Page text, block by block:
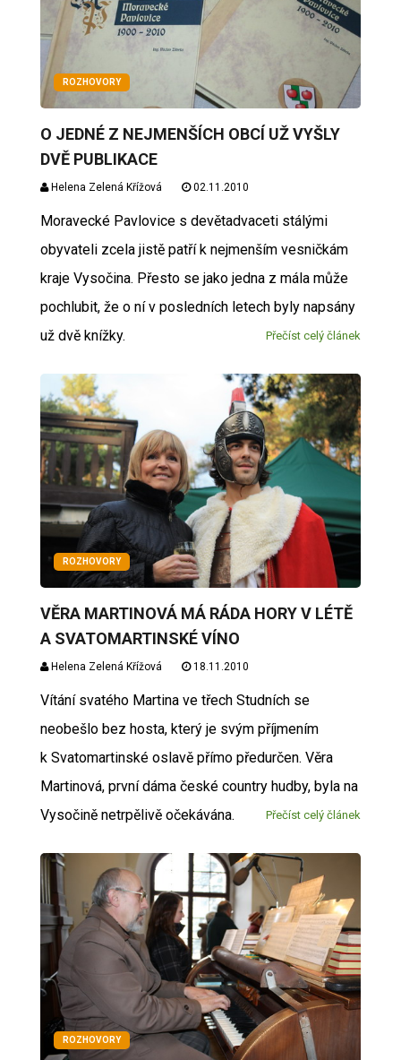
ROZHOVORY
O JEDNÉ Z NEJMENŠÍCH OBCÍ UŽ VYŠLY
DVĚ PUBLIKACE
Helena Zelená Křížová 02.11.2010
Moravecké Pavlovice s devětadvaceti stálými
obyvateli zcela jistě patří k nejmenším vesničkám
kraje Vysočina. Přesto se jako jedna z mála může
pochlubit, že o ní v posledních letech byly napsány
už dvě knížky.
Přečíst celý článek
ROZHOVORY
VĚRA MARTINOVÁ MÁ RÁDA HORY V LÉTĚ
A SVATOMARTINSKÉ VÍNO
Helena Zelená Křížová 18.11.2010
Vítání svatého Martina ve třech Studních se
neobešlo bez hosta, který je svým příjmením
k Svatomartinské oslavě přímo předurčen. Věra
Martinová, první dáma české country hudby, byla na
Vysočině netrpělivě očekávána.
Přečíst celý článek
ROZHOVORY